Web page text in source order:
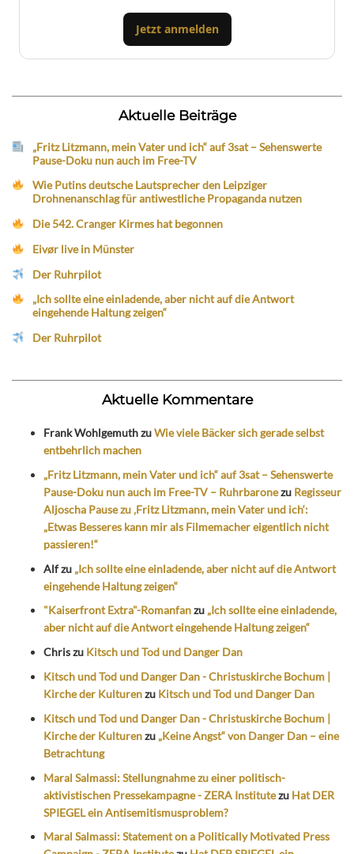
Jetzt anmelden
Aktuelle Beiträge
„Fritz Litzmann, mein Vater und ich“ auf 3sat – Sehenswerte
Pause-Doku nun auch im Free-TV
Wie Putins deutsche Lautsprecher den Leipziger
Drohnenanschlag für antiwestliche Propaganda nutzen
Die 542. Cranger Kirmes hat begonnen
Eivør live in Münster
Der Ruhrpilot
„Ich sollte eine einladende, aber nicht auf die Antwort
eingehende Haltung zeigen“
Der Ruhrpilot
Aktuelle Kommentare
Frank WohlgemuthzuWie viele Bäcker sich gerade selbst
entbehrlich machen
„Fritz Litzmann, mein Vater und ich“ auf 3sat – Sehenswerte
Pause-Doku nun auch im Free-TV – Ruhrbaronezu Regisseur
Aljoscha Pause zu ‚Fritz Litzmann, mein Vater und ich‘:
„Etwas Besseres kann mir als Filmemacher eigentlich nicht
passieren!“
Alfzu „Ich sollte eine einladende, aber nicht auf die Antwort
eingehende Haltung zeigen“
"Kaiserfront Extra"-Romanfanzu „Ich sollte eine einladende,
aber nicht auf die Antwort eingehende Haltung zeigen“
Chriszu Kitsch und Tod und Danger Dan
Kitsch und Tod und Danger Dan - Christuskirche Bochum |
Kirche der Kulturenzu Kitsch und Tod und Danger Dan
Kitsch und Tod und Danger Dan - Christuskirche Bochum |
Kirche der Kulturenzu „Keine Angst“ von Danger Dan – eine
Betrachtung
Maral Salmassi: Stellungnahme zu einer politisch-
aktivistischen Pressekampagne - ZERA Institutezu Hat DER
SPIEGEL ein Antisemitismusproblem?
Maral Salmassi: Statement on a Politically Motivated Press